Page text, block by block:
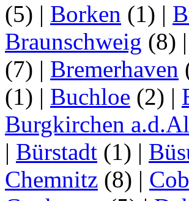
(5) | Borken (1) |
Braunschweig (8) |
(7) | Bremerhaven
(1) | Buchloe (2) |
Burgkirchen
| Bürstadt (1) |
Chemnitz (8) |